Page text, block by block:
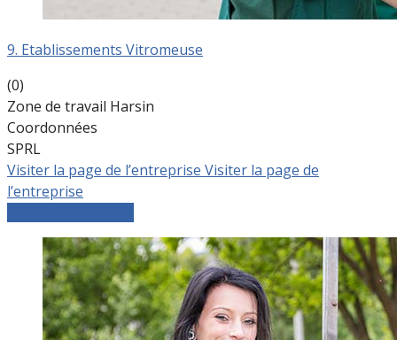
9. Etablissements Vitromeuse
(0)
Zone de travail Harsin
Coordonnées
SPRL
Visiter la page de l’entreprise Visiter la page de
l’entreprise